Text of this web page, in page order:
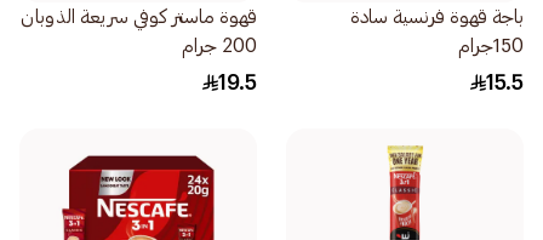
باجة قهوة فرنسية سادة
150جرام
15.5
قهوة ماستر كوفي سريعة الذوبان
200 جرام
19.5